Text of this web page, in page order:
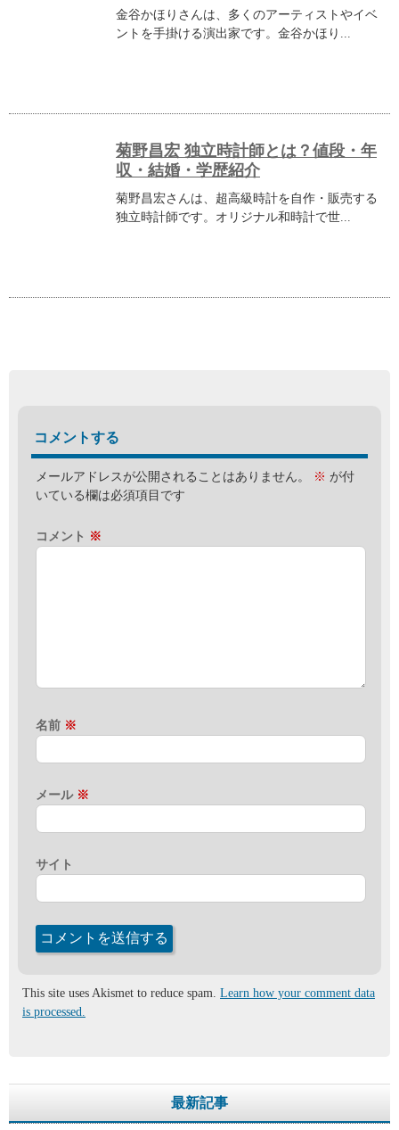
金谷かほりさんは、多くのアーティストやイベ
ントを手掛ける演出家です。金谷かほり...
菊野昌宏 独立時計師とは？値段・年
収・結婚・学歴紹介
菊野昌宏さんは、超高級時計を自作・販売する
独立時計師です。オリジナル和時計で世...
コメントする
メールアドレスが公開されることはありません。 ※ が付
いている欄は必須項目です
コメント ※
名前 ※
メール ※
サイト
This site uses Akismet to reduce spam. Learn how your comment data
is processed.
最新記事